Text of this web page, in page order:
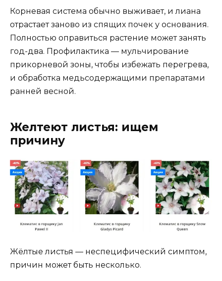
Корневая система обычно выживает, и лиана
отрастает заново из спящих почек у основания.
Полностью оправиться растение может занять
год-два. Профилактика — мульчирование
прикорневой зоны, чтобы избежать перегрева,
и обработка медьсодержащими препаратами
ранней весной.
Желтеют листья: ищем
причину
Жёлтые листья — неспецифический симптом,
причин может быть несколько.